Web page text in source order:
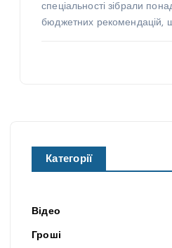
спеціальності зібрали
бюджетних рекомендацій,
Категорії
Відео
Гроші